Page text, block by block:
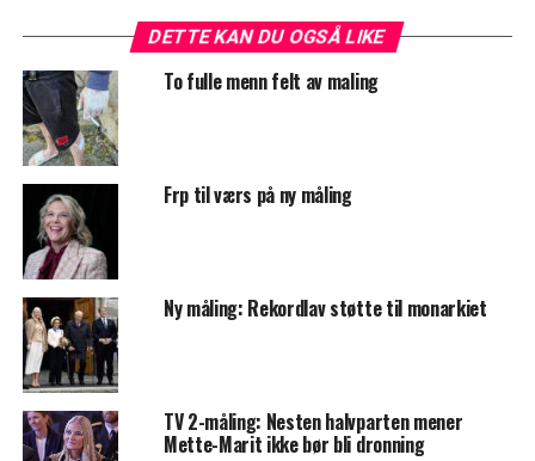
DETTE KAN DU OGSÅ LIKE
To fulle menn felt av maling
Frp til værs på ny måling
Ny måling: Rekordlav støtte til monarkiet
TV 2-måling: Nesten halvparten mener
Mette-Marit ikke bør bli dronning